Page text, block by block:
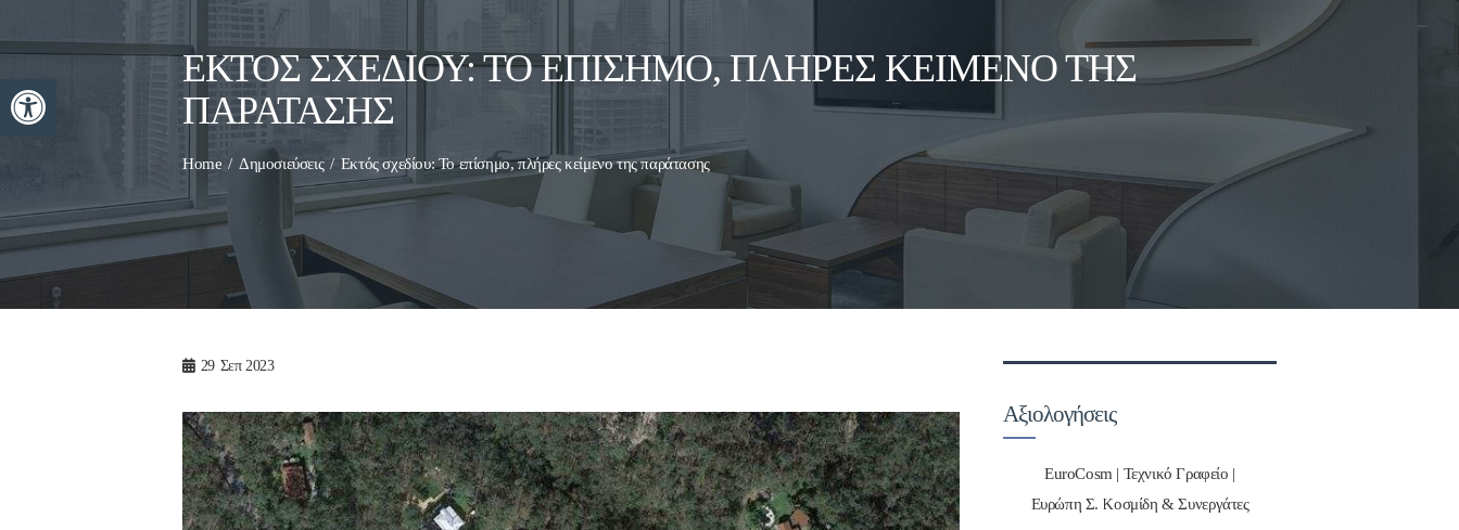
Ανοίξτε τη γραμμή εργαλείων
ΕΚΤΌΣ ΣΧΕΔΊΟΥ: ΤΟ ΕΠΊΣΗΜΟ, ΠΛΉΡΕΣ ΚΕΊΜΕΝΟ ΤΗΣ
ΠΑΡΆΤΑΣΗΣ
Home Δημοσιεύσεις Εκτός σχεδίου: Το επίσημο, πλήρες κείμενο της παράτασης
29 Σεπ 2023
Αξιολογήσεις
EuroCosm | Τεχνικό Γραφείο |
Ευρώπη Σ. Κοσμίδη & Συνεργάτες